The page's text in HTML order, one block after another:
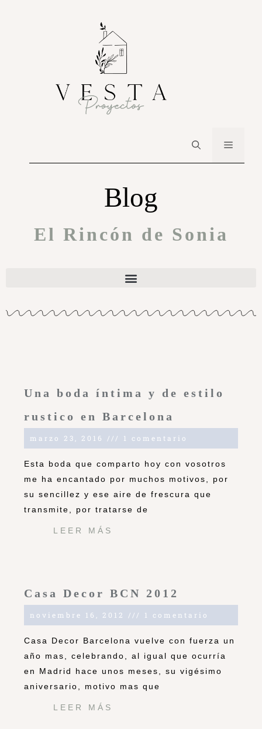
Blog
El Rincón de Sonia
Una boda íntima y de estilo
rustico en Barcelona
marzo 23, 2016 1 comentario
Esta boda que comparto hoy con vosotros
me ha encantado por muchos motivos, por
su sencillez y ese aire de frescura que
transmite, por tratarse de
LEER MÁS
Casa Decor BCN 2012
noviembre 16, 2012 1 comentario
Casa Decor Barcelona vuelve con fuerza un
año mas, celebrando, al igual que ocurría
en Madrid hace unos meses, su vigésimo
aniversario, motivo mas que
LEER MÁS